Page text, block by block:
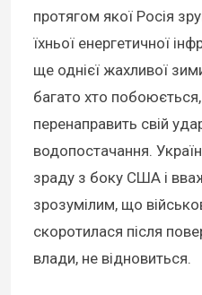
протягом якої Росія
їхньої енергетичної
ще однієї жахливої
багато хто
перенаправить свій
водопостачання.
зраду з боку США і
зрозумілим, що
скоротилася після
влади, не відновиться.